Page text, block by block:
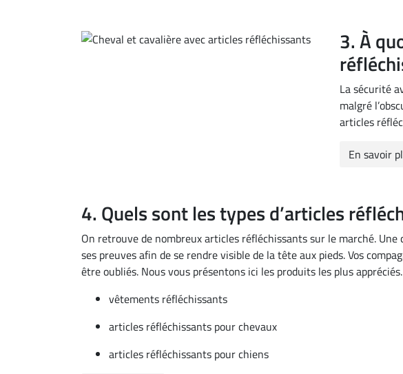
3. À
La sécurité
malgré
articles
En savoir
4. Quels sont les types d’articles
On retrouve de nombreux articles réfléchissants sur le marché.
ses preuves afin de se rendre visible de la tête aux pieds. Vos
être oubliés. Nous vous présentons ici les produits les plus appréciés.
vêtements réfléchissants
articles réfléchissants pour chevaux
articles réfléchissants pour chiens